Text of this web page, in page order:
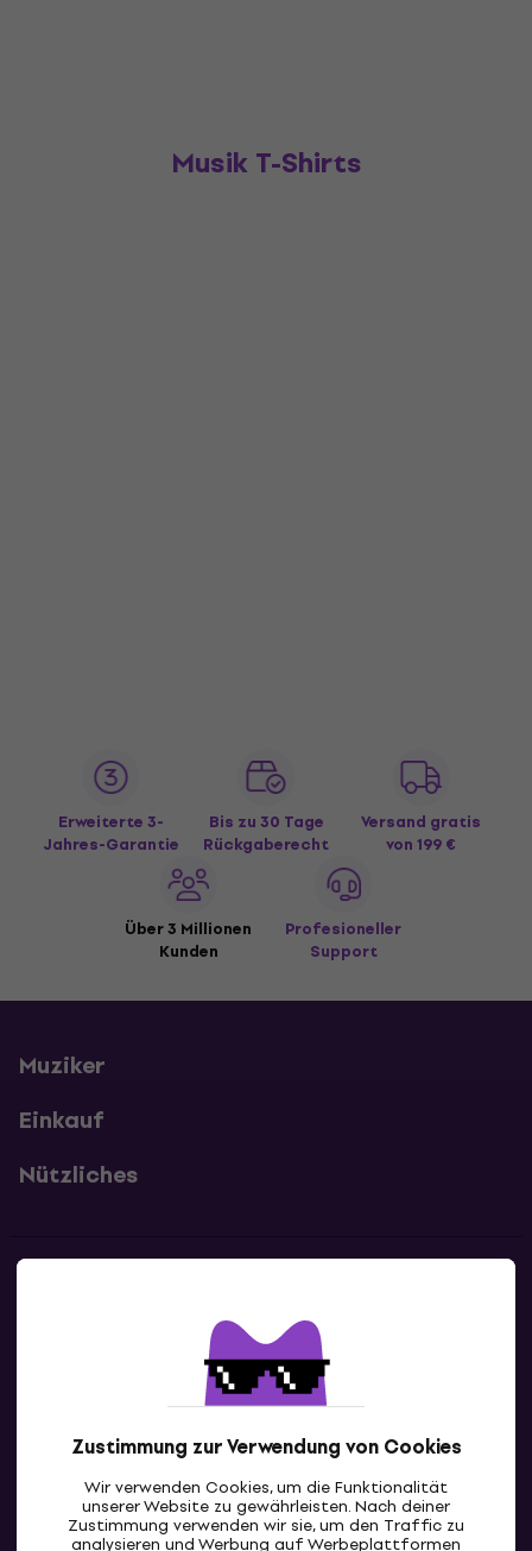
Zustimmung zur Verwendung von Cookies
Wir verwenden Cookies, um die Funktionalität
unserer Website zu gewährleisten. Nach deiner
Zustimmung verwenden wir sie, um den Traffic zu
analysieren und Werbung auf Werbeplattformen
Musik T-Shirts
Erweiterte 3-
Jahres-Garantie
Bis zu 30 Tage
Rückgaberecht
Versand gratis
von 199 €
Über 3 Millionen
Kunden
Profesioneller
Support
Muziker
Einkauf
Nützliches
Kontaktiere uns